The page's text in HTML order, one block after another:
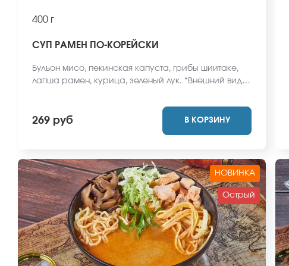
400 г
СУП РАМЕН ПО-КОРЕЙСКИ
Бульон мисо, пекинская капуста, грибы шиитаке,
лапша рамен, курица, зеленый лук. *Внешний вид
269 руб В КОРЗИНУ
НОВИНКА
Острый